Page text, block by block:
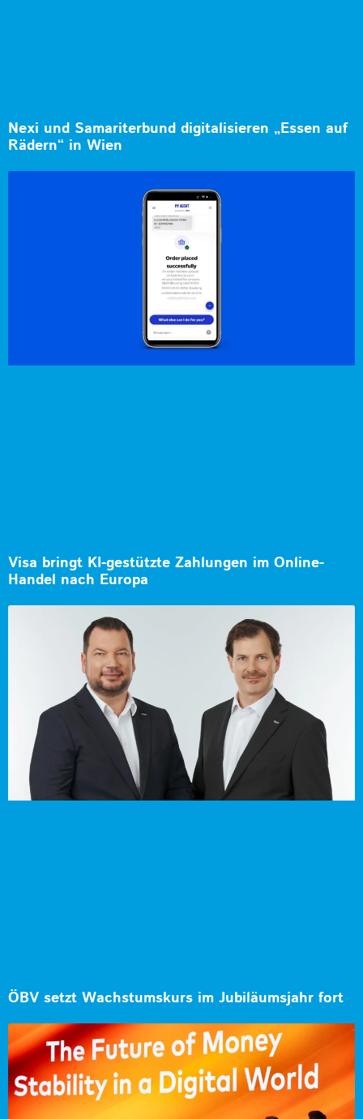
Nexi und Samariterbund digitalisieren „Essen auf
Rädern“ in Wien
Visa bringt KI-gestützte Zahlungen im Online-
Handel nach Europa
ÖBV setzt Wachstumskurs im Jubiläumsjahr fort